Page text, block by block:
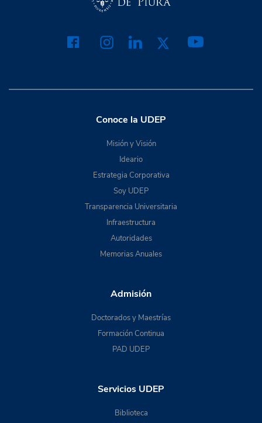
Conoce la UDEP
Misión y Visión
Ideario
Estrategia Corporativa
Soy UDEP
Transparencia Universitaria
Infraestructura
Autoridades
Memorias Anuales
Admisión
Doctorados y Maestrías
Formación Continua
PAD UDEP
Servicios UDEP
Biblioteca